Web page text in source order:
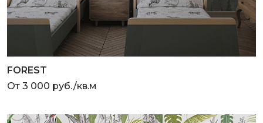
FOREST
От 3 000 руб./кв.м